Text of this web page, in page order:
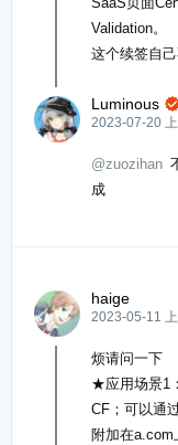
Validation。
这个续签自
Luminous
2023-07-20
@zuozihan
成
haige
2023-05-11
烦请问一下
★应用场景1
CF；可以通
附加在a.com